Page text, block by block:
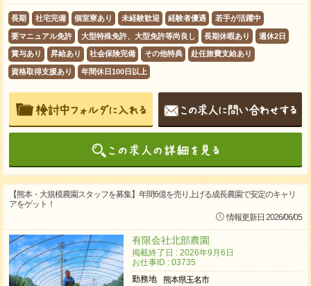
長期 社宅完備 個室寮あり 未経験歓迎 経験者優遇 若手が活躍中
要マニュアル免許 大型特殊免許、大型免許等尚良し 長期休暇あり 週休2日
賞与あり 昇給あり 社会保険完備 その他特典 赴任旅費支給あり
資格取得支援あり 年間休日100日以上
【熊本・大規模農園スタッフを募集】年間6億を売り上げる成長農園で安定のキャリ
アをゲット！
情報更新日 2026/06/05
有限会社北部農園
掲載終了日 : 2026年9月6日
お仕事ID : 03735
勤務地
熊本県玉名市